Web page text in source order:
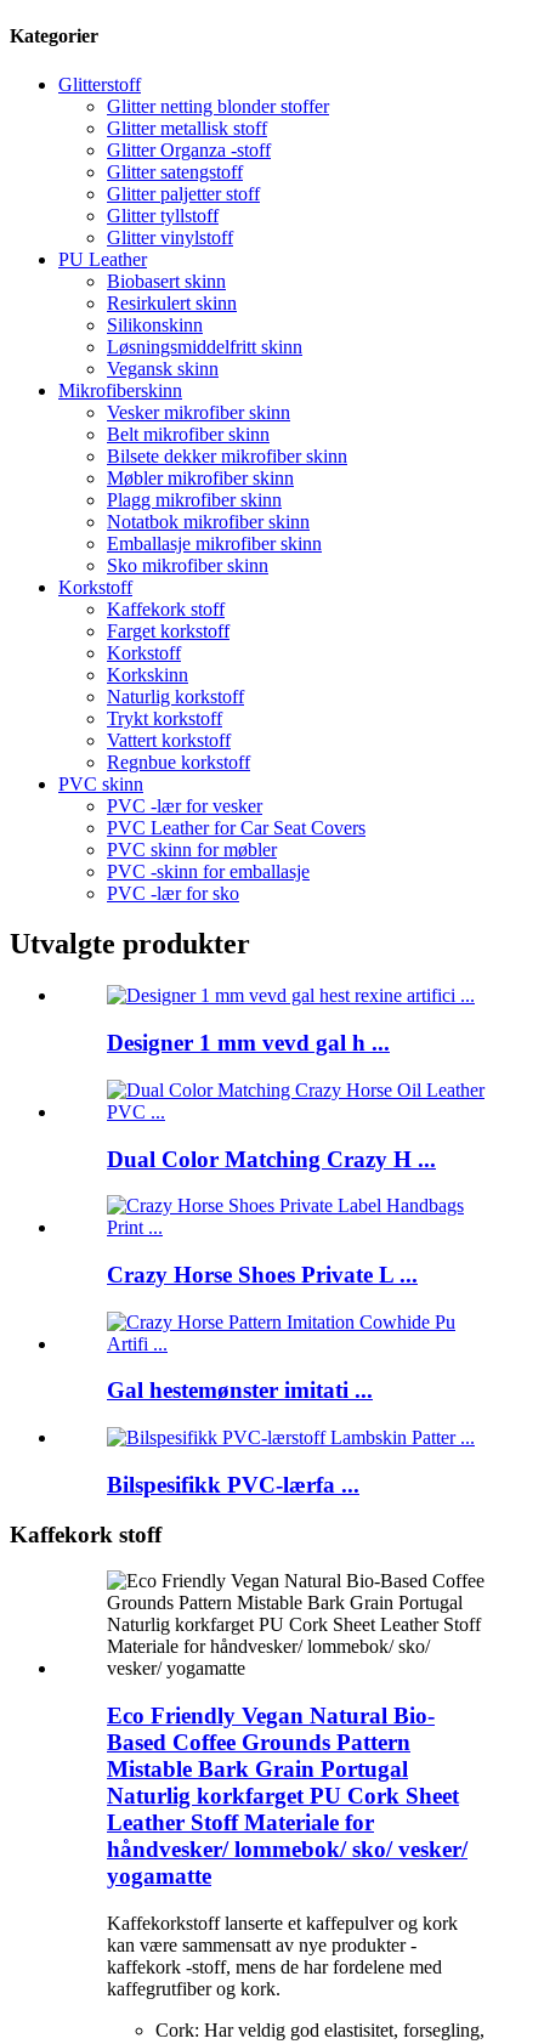
Kategorier
Glitterstoff
Glitter netting blonder stoffer
Glitter metallisk stoff
Glitter Organza -stoff
Glitter satengstoff
Glitter paljetter stoff
Glitter tyllstoff
Glitter vinylstoff
PU Leather
Biobasert skinn
Resirkulert skinn
Silikonskinn
Løsningsmiddelfritt skinn
Vegansk skinn
Mikrofiberskinn
Vesker mikrofiber skinn
Belt mikrofiber skinn
Bilsete dekker mikrofiber skinn
Møbler mikrofiber skinn
Plagg mikrofiber skinn
Notatbok mikrofiber skinn
Emballasje mikrofiber skinn
Sko mikrofiber skinn
Korkstoff
Kaffekork stoff
Farget korkstoff
Korkstoff
Korkskinn
Naturlig korkstoff
Trykt korkstoff
Vattert korkstoff
Regnbue korkstoff
PVC skinn
PVC -lær for vesker
PVC Leather for Car Seat Covers
PVC skinn for møbler
PVC -skinn for emballasje
PVC -lær for sko
Utvalgte produkter
Designer 1 mm vevd gal h ...
Dual Color Matching Crazy H ...
Crazy Horse Shoes Private L ...
Gal hestemønster imitati ...
Bilspesifikk PVC-lærfa ...
Kaffekork stoff
Eco Friendly Vegan Natural Bio-
Based Coffee Grounds Pattern
Mistable Bark Grain Portugal
Naturlig korkfarget PU Cork Sheet
Leather Stoff Materiale for
håndvesker/ lommebok/ sko/ vesker/
yogamatte
Kaffekorkstoff lanserte et kaffepulver og kork
kan være sammensatt av nye produkter -
kaffekork -stoff, mens de har fordelene med
kaffegrutfiber og kork.
Cork: Har veldig god elastisitet, forsegling,